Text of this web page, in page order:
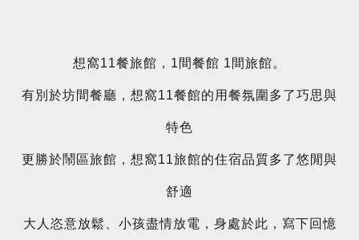
想窩11餐旅館，1間餐館 1間旅館。
有別於坊間餐廳，想窩11餐館的用餐氛圍多了巧思與
特色
更勝於鬧區旅館，想窩11旅館的住宿品質多了悠閒與
舒適
大人恣意放鬆、小孩盡情放電，身處於此，寫下回憶